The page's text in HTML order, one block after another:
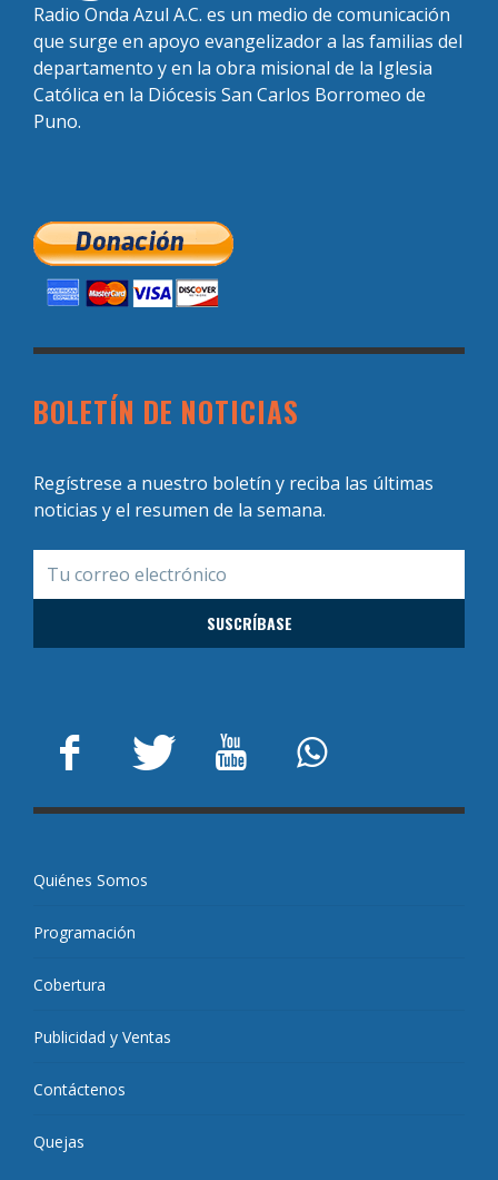
Radio Onda Azul A.C. es un medio de comunicación
que surge en apoyo evangelizador a las familias del
departamento y en la obra misional de la Iglesia
Católica en la Diócesis San Carlos Borromeo de
Puno.
BOLETÍN DE NOTICIAS
Regístrese a nuestro boletín y reciba las últimas
noticias y el resumen de la semana.
Quiénes Somos
Programación
Cobertura
Publicidad y Ventas
Contáctenos
Quejas